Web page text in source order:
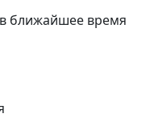
ближайшее время